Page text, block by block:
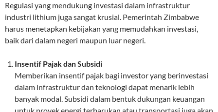
Regulasi yang mendukung investasi dalam infrastruktur
industri lithium juga sangat krusial. Pemerintah Zimbabwe
harus menetapkan kebijakan yang memudahkan investasi,
baik dari dalam negeri maupun luar negeri.
Insentif Pajak dan Subsidi
Memberikan insentif pajak bagi investor yang berinvestasi
dalam infrastruktur dan teknologi dapat menarik lebih
banyak modal. Subsidi dalam bentuk dukungan keuangan